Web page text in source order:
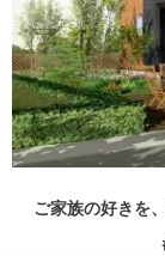
ご家族の好きを